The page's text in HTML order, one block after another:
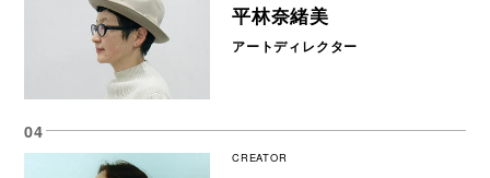
平林奈緒美
アートディレクター
CREATOR